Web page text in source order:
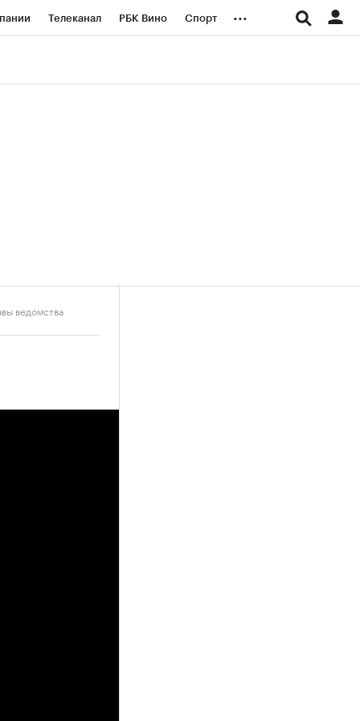
Телеканал РБК Вино Спорт ...
ведомства